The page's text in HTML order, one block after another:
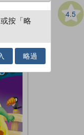
4.5
按「略
略過